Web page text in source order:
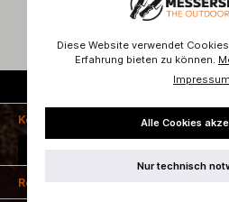
Kostenloser
Kontakt
Rechtliches
Diese Website verwendet
Erfahrung bieten zu können.
Impressum
Alle Cookies
Nur technisch